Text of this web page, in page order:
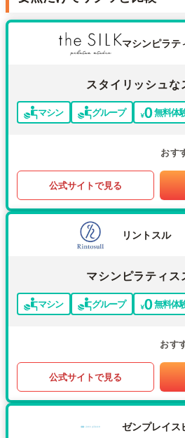
マシンピラテ
スタイリッシュな
マシン グループ 無料体
おす
公式サイトで見る
リントスル
マシンピラティス
マシン グループ 無料体
おす
公式サイトで見る
ゼンプレイス